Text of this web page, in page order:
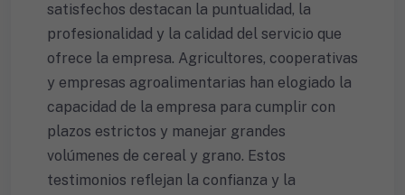
satisfechos destacan la puntualidad, la
profesionalidad y la calidad del servicio que
ofrece la empresa. Agricultores, cooperativas
y empresas agroalimentarias han elogiado la
capacidad de la empresa para cumplir con
plazos estrictos y manejar grandes
volúmenes de cereal y grano. Estos
testimonios reflejan la confianza y la